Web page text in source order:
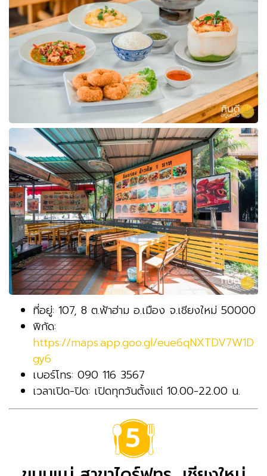
ที่อยู่: 107, 8 ต.ฟ้าฮ่าม อ.เมือง จ.เชียงใหม่ 50000
พิกัด:
https://maps.app.goo.gl/eue6qNXTDV7W1D
gy6
เบอร์โทร: 090 116 3567
เวลาเปิด-ปิด: เปิดทุกวันตั้งแต่ 10.00-22.00 น.